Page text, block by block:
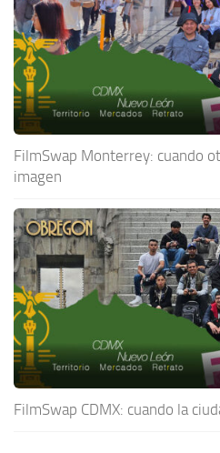
FilmSwap Monterrey: cuando
imagen
FilmSwap CDMX: cuando la